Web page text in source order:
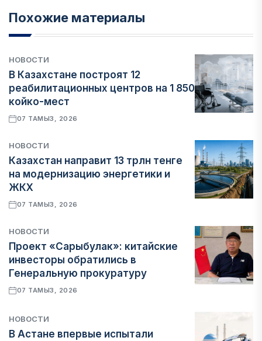
Похожие материалы
НОВОСТИ
В Казахстане построят 12
реабилитационных центров на 1 850
койко-мест
07 ТАМЫЗ, 2026
НОВОСТИ
Казахстан направит 13 трлн тенге
на модернизацию энергетики и
ЖКХ
07 ТАМЫЗ, 2026
НОВОСТИ
Проект «Сарыбулак»: китайские
инвесторы обратились в
Генеральную прокуратуру
07 ТАМЫЗ, 2026
НОВОСТИ
В Астане впервые испытали